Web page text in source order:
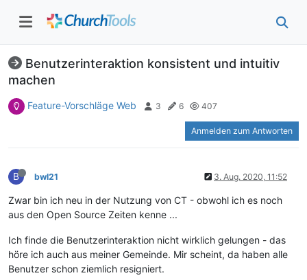
Benutzerinteraktion konsistent und intuitiv
machen
Feature-Vorschläge Web 3 6 407
Anmelden zum Antworten
B bwl21 3. Aug. 2020, 11:52
Zwar bin ich neu in der Nutzung von CT - obwohl ich es noch
aus den Open Source Zeiten kenne ...
Ich finde die Benutzerinteraktion nicht wirklich gelungen - das
höre ich auch aus meiner Gemeinde. Mir scheint, da haben alle
Benutzer schon ziemlich resigniert.